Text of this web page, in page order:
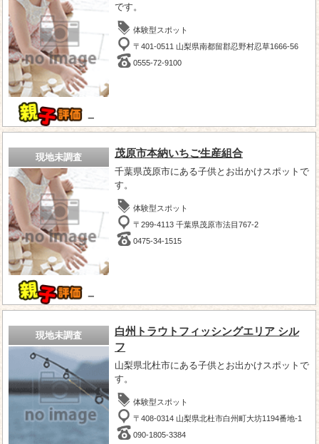
－
です。
体験型スポット
〒401-0511 山梨県南都留郡忍野村忍草1666-56
0555-72-9100
現地未調査
－
茂原市本納いちご生産組合
千葉県茂原市にある子供とお出かけスポットで
す。
体験型スポット
〒299-4113 千葉県茂原市法目767-2
0475-34-1515
現地未調査
白州トラウトフィッシングエリア シル
フ
山梨県北杜市にある子供とお出かけスポットで
す。
体験型スポット
〒408-0314 山梨県北杜市白州町大坊1194番地-1
090-1805-3384